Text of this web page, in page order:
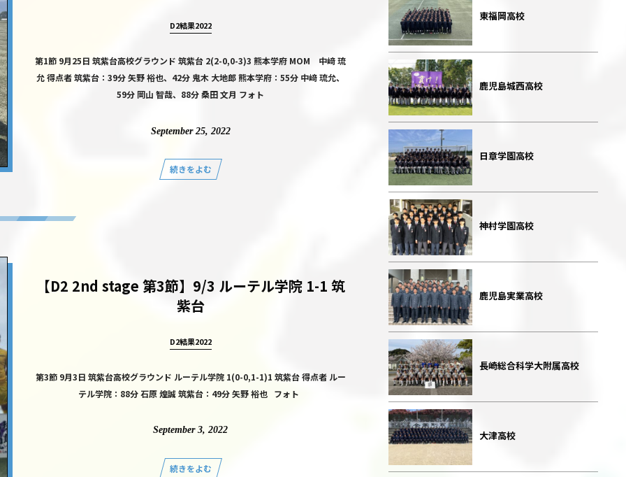
D2結果2022
第1節 9月25日 筑紫台高校グラウンド 筑紫台 2(2-0,0-3)3 熊本学府 MOM 中﨑 琉
允 得点者 筑紫台：39分 矢野 裕也、42分 鬼木 大地郎 熊本学府：55分 中﨑 琉允、
59分 岡山 智哉、88分 桑田 文月 フォト
September 25, 2022
続きをよむ
【D2 2nd stage 第3節】9/3 ルーテル学院 1-1 筑
紫台
D2結果2022
第3節 9月3日 筑紫台高校グラウンド ルーテル学院 1(0-0,1-1)1 筑紫台 得点者 ルー
テル学院：88分 石原 煌誠 筑紫台：49分 矢野 裕也 フォト
September 3,2022
続きをよむ
東福岡高校
鹿児島城西高校
日章学園高校
神村学園高校
鹿児島実業高校
長崎総合科学大附属高校
大津高校